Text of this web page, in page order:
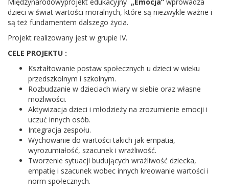
dzieci w świat wartości moralnych, które są niezwykle ważne i
są też fundamentem dalszego życia.
Projekt realizowany jest w grupie IV.
CELE PROJEKTU :
Kształtowanie postaw społecznych u dzieci w wieku
przedszkolnym i szkolnym.
Rozbudzanie w dzieciach wiary w siebie oraz własne
możliwości.
Aktywizacja dzieci i młodzieży na zrozumienie emocji i
uczuć innych osób.
Integracja zespołu.
Wychowanie do wartości takich jak empatia,
wyrozumiałość, szacunek i wrażliwość.
Tworzenie sytuacji budujących wrażliwość dziecka,
empatię i szacunek wobec innych kreowanie wartości i
norm społecznych.